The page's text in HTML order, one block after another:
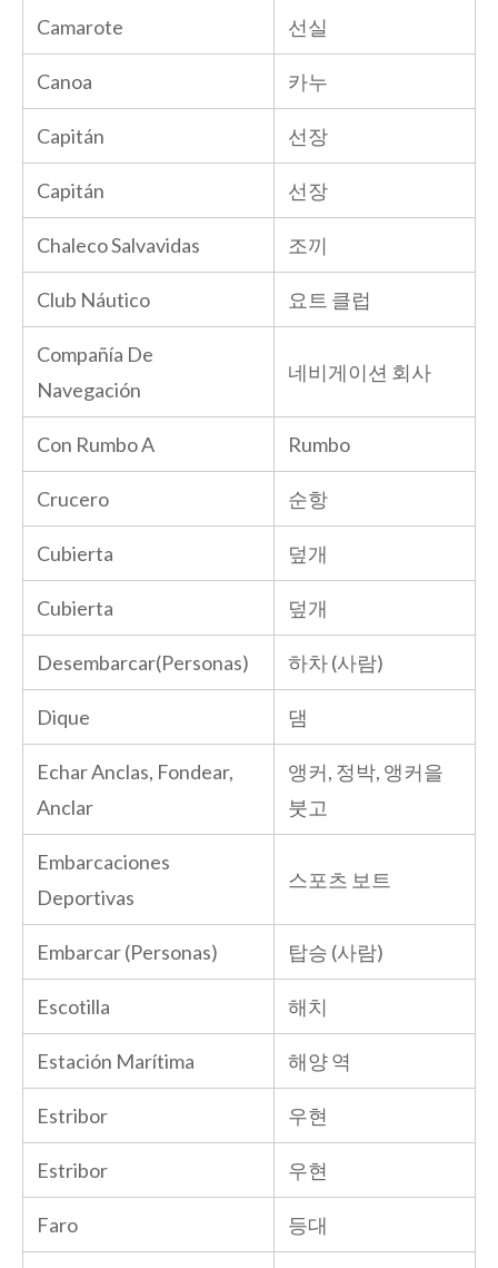
Camarote 선실
Canoa 카누
Capitán 선장
Capitán 선장
Chaleco Salvavidas 조끼
Club Náutico 요트 클럽
Compañía De
Navegación
네비게이션 회사
Con Rumbo A Rumbo
Crucero 순항
Cubierta 덮개
Cubierta 덮개
Desembarcar(Personas) 하차 (사람)
Dique 댐
Echar Anclas, Fondear,
Anclar
앵커, 정박, 앵커을
붓고
Embarcaciones
Deportivas
스포츠 보트
Embarcar (Personas) 탑승 (사람)
Escotilla 해치
Estación Marítima 해양 역
Estribor 우현
Estribor 우현
Faro 등대